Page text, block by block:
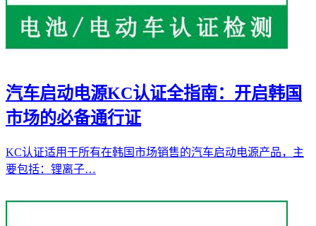
汽车启动电源KC认证全指南：开启韩国
市场的必备通行证
KC认证适用于所有在韩国市场销售的汽车启动电源产品，主
要包括：锂离子…